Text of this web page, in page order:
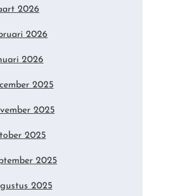
2026
2026
2026
2025
2025
2025
2025
2025